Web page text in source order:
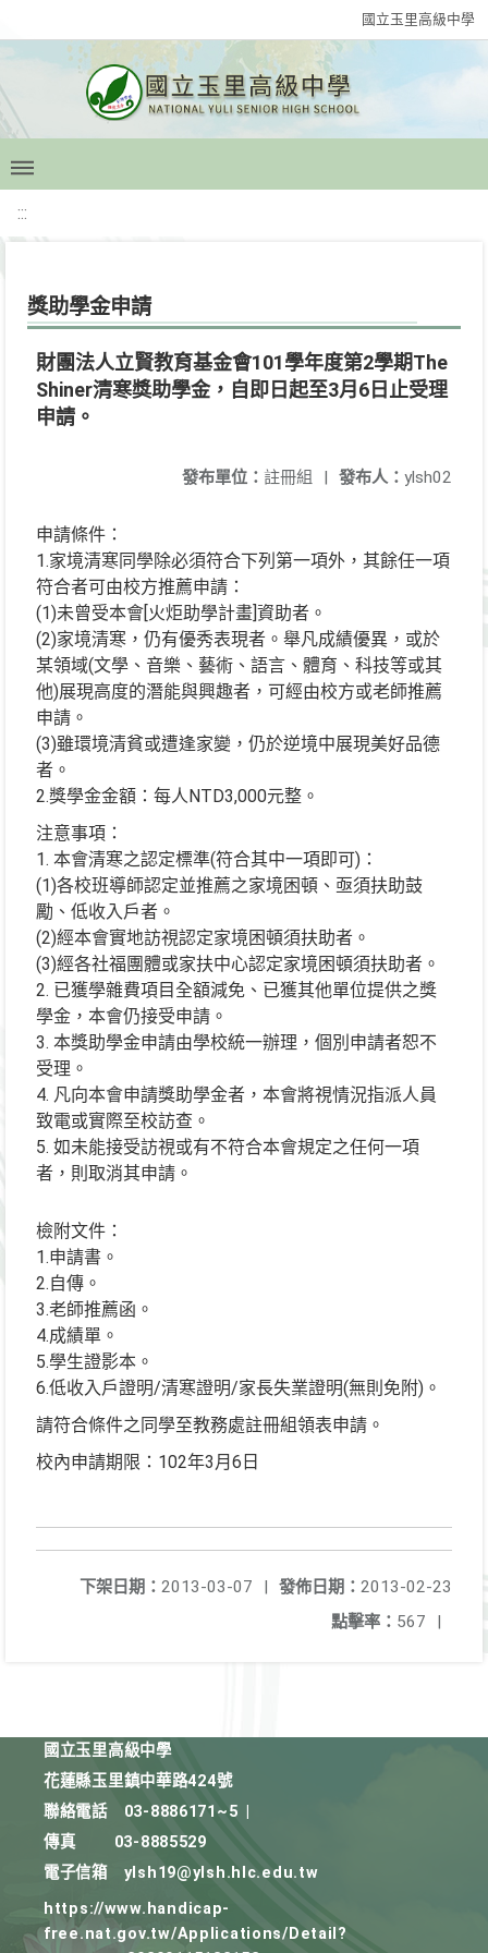
國立玉里高級中學
:::
獎助學金申請
財團法人立賢教育基金會101學年度第2學期The
Shiner清寒獎助學金，自即日起至3月6日止受理
申請。
發布人： ylsh02
發布單位： 註冊組 |
申請條件：
1.家境清寒同學除必須符合下列第一項外，其餘任一項
符合者可由校方推薦申請：
(1)未曾受本會[火炬助學計畫]資助者。
(2)家境清寒，仍有優秀表現者。舉凡成績優異，或於
某領域(文學、音樂、藝術、語言、體育、科技等或其
他)展現高度的潛能與興趣者，可經由校方或老師推薦
申請。
(3)雖環境清貧或遭逢家變，仍於逆境中展現美好品德
者。
2.獎學金金額：每人NTD3,000元整。
注意事項：
1. 本會清寒之認定標準(符合其中一項即可)：
(1)各校班導師認定並推薦之家境困頓、亟須扶助鼓
勵、低收入戶者。
(2)經本會實地訪視認定家境困頓須扶助者。
(3)經各社福團體或家扶中心認定家境困頓須扶助者。
2. 已獲學雜費項目全額減免、已獲其他單位提供之獎
學金，本會仍接受申請。
3. 本獎助學金申請由學校統一辦理，個別申請者恕不
受理。
4. 凡向本會申請獎助學金者，本會將視情況指派人員
致電或實際至校訪查。
5. 如未能接受訪視或有不符合本會規定之任何一項
者，則取消其申請。
檢附文件：
1.申請書。
2.自傳。
3.老師推薦函。
4.成績單。
5.學生證影本。
6.低收入戶證明/清寒證明/家長失業證明(無則免附)。
請符合條件之同學至教務處註冊組領表申請。
校內申請期限：102年3月6日
發佈日期： 2013-02-23
下架日期： 2013-03-07
|
點擊率： 567 |
國立玉里高級中學
花蓮縣玉里鎮中華路424號
聯絡電話
03-8886171~5
傳真
03-8885529
電子信箱
ylsh19@ylsh.hlc.edu.tw
https://www.handicap-
free.nat.gov.tw/Applications/Detail?